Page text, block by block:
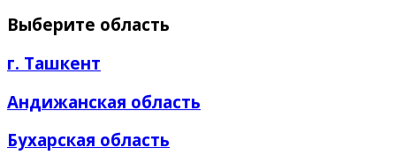
Выберите область
г. Ташкент
Андижанская область
Бухарская область